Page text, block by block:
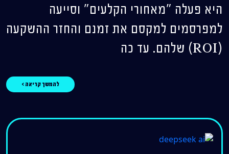
היא פעלה "מאחורי הקלעים" וסייעה
למפרסמים למקסם את זמנם והחזר ההשקעה
(ROI) שלהם. עד כה
להמשך קריאה >